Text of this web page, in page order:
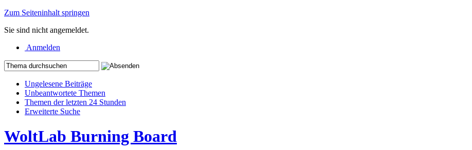
Zum Seiteninhalt springen
Sie sind nicht angemeldet.
Anmelden
Ungelesene Beiträge
Unbeantwortete Themen
Themen der letzten 24 Stunden
Erweiterte Suche
WoltLab Burning Board